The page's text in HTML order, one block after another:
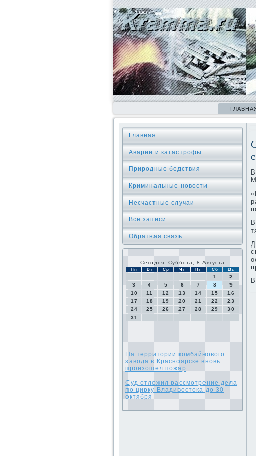
Главная
Аварии и катастрофы
Природные бедствия
Криминальные новοсти
Несчастные случаи
Все записи
Обратная связь
Сегодня: Суббота, 8 Августа
Пн Вт Ср Чт Пт Сб Вс
1
2
3
4 5 6 7 8
9
10
11 12 13 14 15
16
17
18 19 20 21 22
23
24
25 26 27 28 29
30
31
На территории комбайнового
завода в Красноярске вновь
произошел пожар
Суд отложил рассмотрение дела
по цирку Владивостока до 30
октября